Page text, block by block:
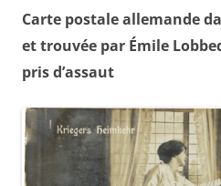
Carte postale allemande
et trouvée par Émile
pris d’assaut